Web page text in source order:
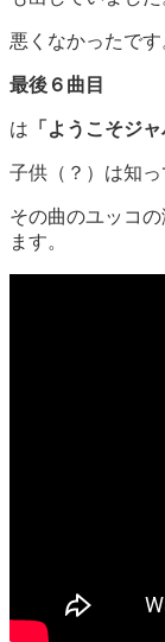
悪くなかったです
最後６曲目
は 「ようこそジ
子供（？）は知っ
その曲のユッコ
ます。